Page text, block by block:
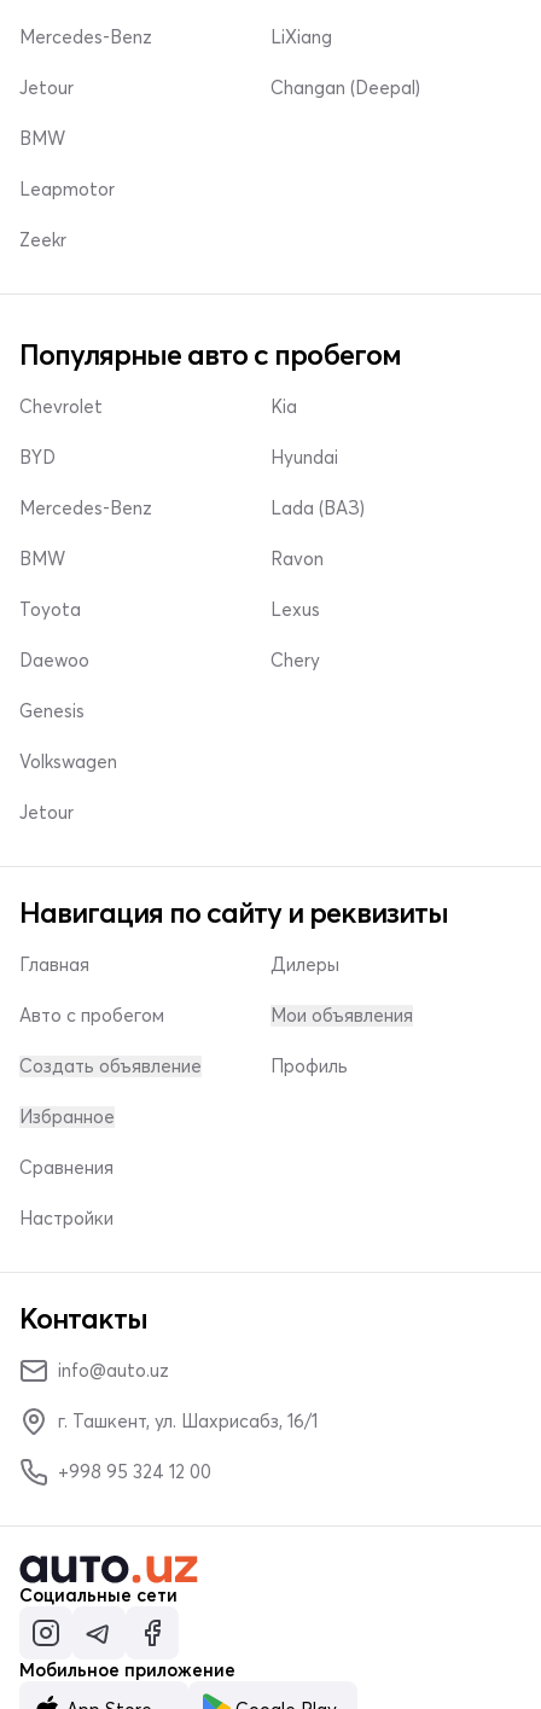
Mercedes-Benz
Jetour
LiXiang
Changan (Deepal)
BMW
Leapmotor
Zeekr
Популярные авто с пробегом
Chevrolet
BYD
Mercedes-Benz
Kia
Hyundai
Lada (ВАЗ)
BMW
Toyota
Daewoo
Ravon
Lexus
Chery
Genesis
Volkswagen
Jetour
Навигация по сайту и реквизиты
Главная
Авто с пробегом
Создать объявление
Дилеры
Мои объявления
Профиль
Избранное
Сравнения
Настройки
Контакты
info@auto.uz
г. Ташкент, ул. Шахрисабз, 16/1
+998 95 324 12 00
Социальные сети
Мобильное приложение